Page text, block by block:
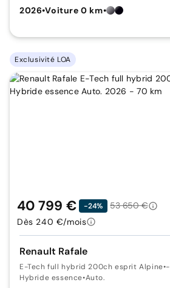
2026•Voiture 0 km•
Exclusivité LOA
Renault Rafale
E-Tech full hybrid 200ch esprit Alpine•-
Hybride essence•Auto.
40 799 € -24%
53 650 €
Dès 240 €/mois